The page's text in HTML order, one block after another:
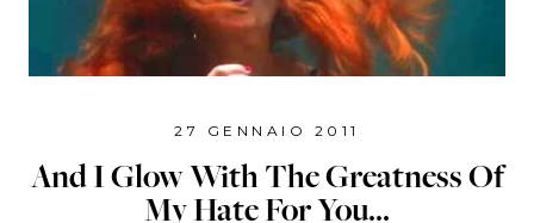
27 GENNAIO 2011
And I Glow With The Greatness Of
My Hate For You...